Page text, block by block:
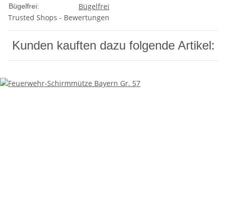
Bügelfrei:
Bügelfrei
Trusted Shops - Bewertungen
Kunden kauften dazu folgende Artikel: